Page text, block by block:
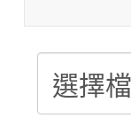
結
學
結
轉
賽
轉